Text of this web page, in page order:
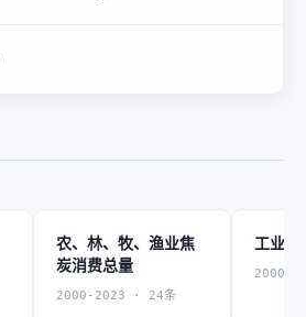
农、林、牧、渔业焦
炭消费总量
2000-2023 · 24条
工业焦
2000-